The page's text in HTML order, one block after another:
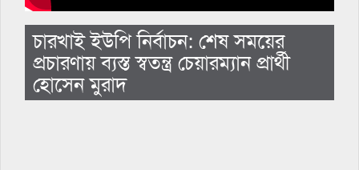
চারখাই ইউপি নির্বাচন: শেষ সময়ের
প্রচারণায় ব্যস্ত স্বতন্ত্র চেয়ারম্যান প্রার্থী
হোসেন মুরাদ